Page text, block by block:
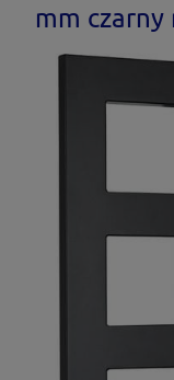
mm czarny